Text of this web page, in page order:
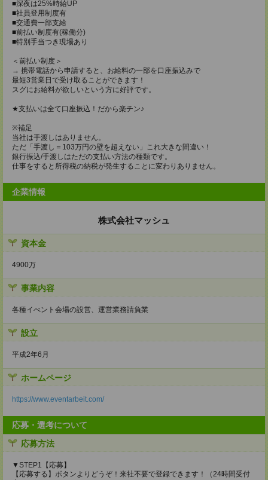
■深夜は25%時給UP
■社員登用制度有
■交通費一部支給
■前払い制度有(稼働分)
■特別手当つき現場あり
＜前払い制度＞
→ 携帯電話から申請すると、お給料の一部を口座振込みで
最短3営業日で受け取ることができます！
スグにお給料が欲しいという方に好評です。
★支払いは全て口座振込！だから楽チン♪
※補足
当社は手渡しはありません。
ただ「手渡し＝103万円の壁を超えない」これ大きな間違い！
銀行振込/手渡しはただの支払い方法の種類です。
仕事をすると所得税の納税が発生することに変わりありません。
企業情報
株式会社マッシュ
資本金
4900万
事業内容
各種イべント会場の設営、運営業務請負業
設立
平成2年6月
ホームページ
https://www.eventarbeit.com/
応募・選考について
応募方法
▼STEP1【応募】
【応募する】ボタンよりどうぞ！来社不要で登録できます！（24時間受付